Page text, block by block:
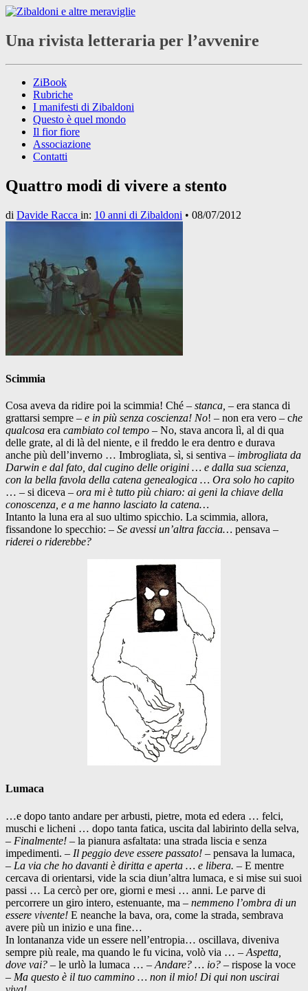
Una rivista letteraria per l’avvenire
ZiBook
Rubriche
I manifesti di Zibaldoni
Questo è quel mondo
Il fior fiore
Associazione
Contatti
Quattro modi di vivere a stento
di Davide Racca in: 10 anni di Zibaldoni • 08/07/2012
Scimmia
Cosa aveva da ridire poi la scimmia! Ché – stanca, – era stanca di
grattarsi sempre – e in più senza coscienza! No! – non era vero – che
qualcosa era cambiato col tempo – No, stava ancora lì, al di qua
delle grate, al di là del niente, e il freddo le era dentro e durava
anche più dell’inverno … Imbrogliata, sì, si sentiva – imbrogliata da
Darwin e dal fato, dal cugino delle origini … e dalla sua scienza,
con la bella favola della catena genealogica … Ora solo ho capito
… – si diceva – ora mi è tutto più chiaro: ai geni la chiave della
conoscenza, e a me hanno lasciato la catena…
Intanto la luna era al suo ultimo spicchio. La scimmia, allora,
fissandone lo specchio: – Se avessi un’altra faccia… pensava –
riderei o riderebbe?
Lumaca
…e dopo tanto andare per arbusti, pietre, mota ed edera … felci,
muschi e licheni … dopo tanta fatica, uscita dal labirinto della selva,
– Finalmente! – la pianura asfaltata: una strada liscia e senza
impedimenti. – Il peggio deve essere passato! – pensava la lumaca,
– La via che ho davanti è diritta e aperta … e libera. – E mentre
cercava di orientarsi, vide la scia diun’altra lumaca, e si mise sui suoi
passi … La cercò per ore, giorni e mesi … anni. Le parve di
percorrere un giro intero, estenuante, ma – nemmeno l’ombra di un
essere vivente! E neanche la bava, ora, come la strada, sembrava
avere più un inizio e una fine…
In lontananza vide un essere nell’entropia… oscillava, diveniva
sempre più reale, ma quando le fu vicina, volò via … – Aspetta,
dove vai? – le urlò la lumaca … – Andare? … io? – rispose la voce
– Ma questo è il tuo cammino … non il mio! Di qui non uscirai